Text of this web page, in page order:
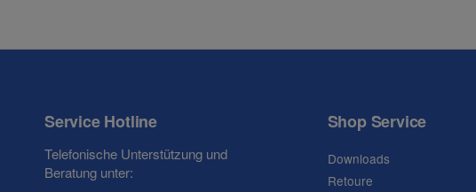
Service Hotline
Telefonische Unterstützung und
Beratung unter:
Shop Service
Downloads
Retoure